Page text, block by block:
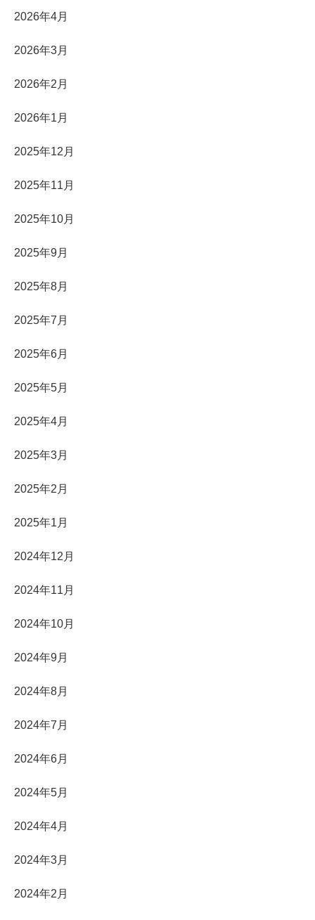
2026年4月
2026年3月
2026年2月
2026年1月
2025年12月
2025年11月
2025年10月
2025年9月
2025年8月
2025年7月
2025年6月
2025年5月
2025年4月
2025年3月
2025年2月
2025年1月
2024年12月
2024年11月
2024年10月
2024年9月
2024年8月
2024年7月
2024年6月
2024年5月
2024年4月
2024年3月
2024年2月